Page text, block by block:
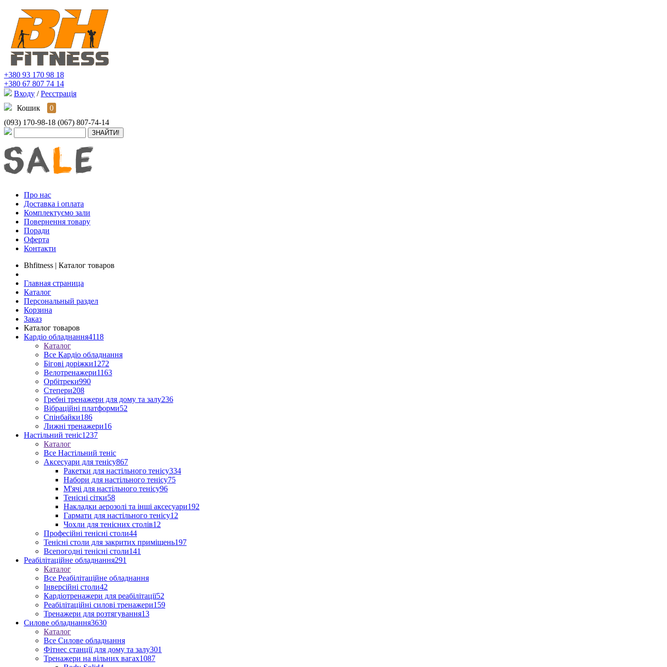
+380 93 170 98 18
+380 67 807 74 14
Входу / Реєстрація
Кошик
0
(093) 170-98-18 (067) 807-74-14
Про нас
Доставка і оплата
Комплектуємо зали
Повернення товару
Поради
Оферта
Контакти
Bhfitness | Каталог товаров
Главная страница
Каталог
Персональный раздел
Корзина
Заказ
Каталог товаров
Кардіо обладнання4118
Каталог
Все Кардіо обладнання
Бігові доріжки1272
Велотренажери1163
Орбітреки990
Степери208
Гребні тренажери для дому та залу236
Вібраційні платформи52
Спінбайки186
Лижні тренажери16
Настільний теніс1237
Каталог
Все Настільний теніс
Аксесуари для тенісу867
Ракетки для настільного тенісу334
Набори для настільного тенісу75
М'ячі для настільного тенісу96
Тенісні сітки58
Накладки аерозолі та інші аксесуари192
Гармати для настільного тенісу12
Чохли для тенісних столів12
Професійні тенісні столи44
Тенісні столи для закритих приміщень197
Всепогодні тенісні столи141
Реабілітаційне обладнання291
Каталог
Все Реабілітаційне обладнання
Інверсійні столи42
Кардіотренажери для реабілітації52
Реабілітаційні силові тренажери159
Тренажери для розтягування13
Силове обладнання3630
Каталог
Все Силове обладнання
Фітнес станції для дому та залу301
Тренажери на вільних вагах1087